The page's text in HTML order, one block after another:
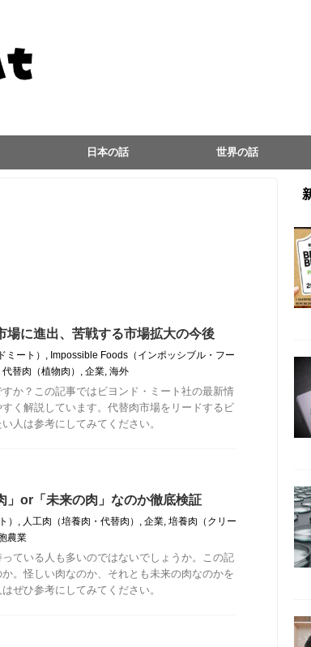
日本の話 世界の話
場に進出、苦戦する市場拡大の今後
ミート） , Impossible Foods（インポッシブル・フー
代替肉（植物肉） , 企業, 海外
か？この記事ではビヨンド・ミート社の最新情
く解説しています。代替肉市場をリードするビ
人は参考にしてみてください。
」or「未来の肉」なのか徹底検証
） , 人工肉（培養肉・代替肉） , 企業, 培養肉（クリー
農業
ている人も多いのではないでしょうか。この記
。怪しい肉なのか、それとも未来の肉なのかを
ぜひ参考にしてみてください。